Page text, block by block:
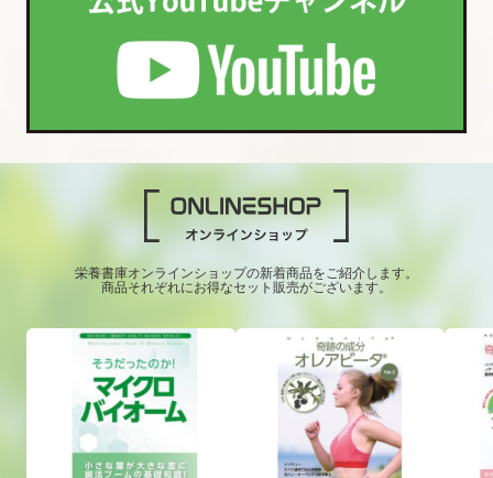
栄養書庫オンラインショップの新着商品をご紹介します。
商品それぞれにお得なセット販売がございます。